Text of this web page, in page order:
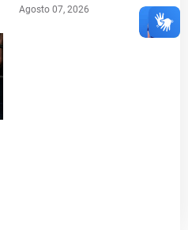
Agosto 07, 2026